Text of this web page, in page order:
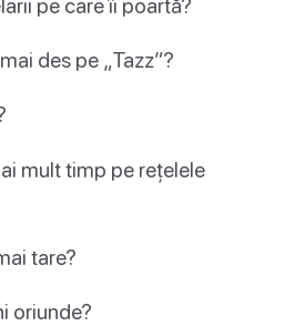
des pe „Tazz”?
mult timp pe rețelele
tare?
oriunde?